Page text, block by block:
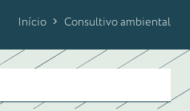
Início Consultivo ambiental